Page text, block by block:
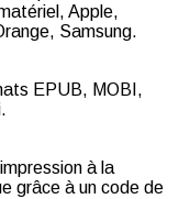
Apple,
Samsung.
EPUB, MOBI,
à la
grâce à un code de